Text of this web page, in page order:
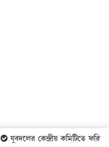
যুবদলের কেন্দ্রীয় কমিটিতে